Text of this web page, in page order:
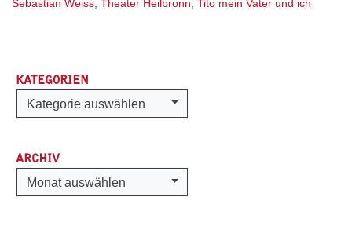
Sebastian Weiss Theater Heilbronn Tito mein Vater und ich
KATEGORIEN
Kategorien
Kategorie auswählen
ARCHIV
Archiv
Monat auswählen